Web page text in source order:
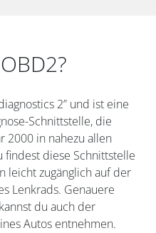
2” und ist eine
Schnittstelle, die
2000 in nahezu allen
findest diese Schnittstelle
leicht zugänglich auf der
Lenkrads. Genauere
du auch der
Autos entnehmen.